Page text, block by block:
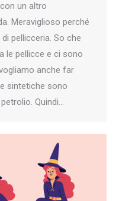
un altro
Meraviglioso perché
pellicceria. So che
le pellicce e ci sono
anche far
sintetiche sono
Quindi…